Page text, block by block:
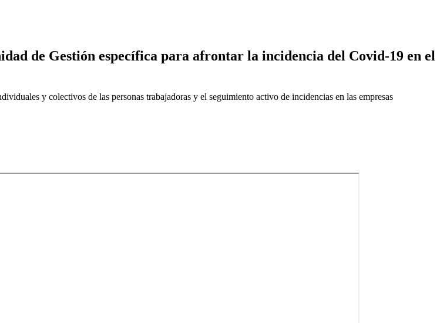
de Gestión específica para afrontar la incidencia del Covid-19 en el
y colectivos de las personas trabajadoras y el seguimiento activo de incidencias en las empresas